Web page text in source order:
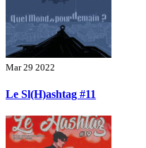
Mar 29 2022
Le Sl(H)ashtag #11